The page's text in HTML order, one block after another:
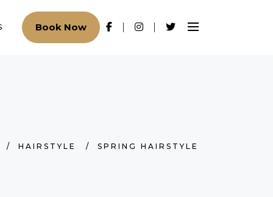
Book Now
/ HAIRSTYLE / SPRING HAIRSTYLE